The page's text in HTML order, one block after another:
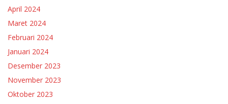
April 2024
Maret 2024
Februari 2024
Januari 2024
Desember 2023
November 2023
Oktober 2023